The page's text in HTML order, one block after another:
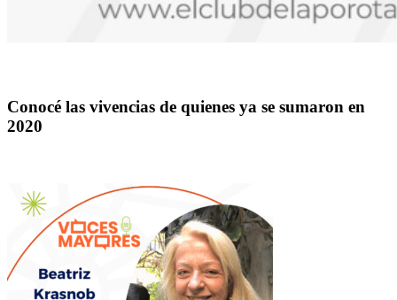
Conocé las vivencias de quienes ya se sumaron en
2020